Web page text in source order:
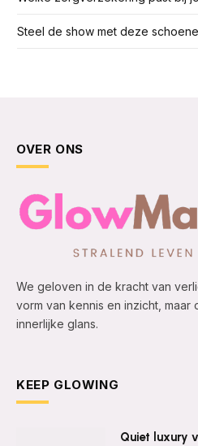
Steel de show met deze
OVER ONS
We geloven in de kracht van
vorm van kennis en inzicht, maar
innerlijke glans.
KEEP GLOWING
Quiet luxury